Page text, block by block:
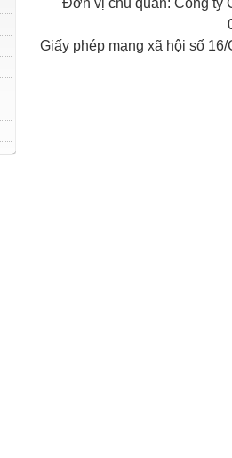
Giấy phép mạng xã hội số